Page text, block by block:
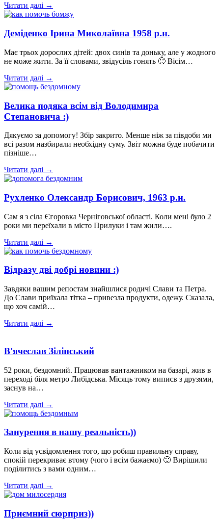
Читати далі →
Деміденко Ірина Миколаївна 1958 р.н.
Має трьох дорослих дітей: двох синів та доньку, але у жодного
не може жити. За її словами, звідусіль гонять 🙁 Вісім…
Читати далі →
Велика подяка всім від Володимира
Степановича :)
Дякуємо за допомогу! Збір закрито. Менше ніж за півдоби ми
всі разом назбирали необхідну суму. Звіт можна буде побачити
пізніше…
Читати далі →
Рухленко Олександр Борисович, 1963 р.н.
Сам я з сіла Єгоровка Черніговської області. Коли мені було 2
роки ми переїхали в місто Прилуки і там жили….
Читати далі →
Відразу дві добрі новини :)
Завдяки вашим репостам знайшлися родичі Слави та Петра.
До Слави приїхала тітка – привезла продукти, одежу. Сказала,
що хоч самій…
Читати далі →
В'ячеслав Зілінський
52 роки, бездомний. Працював вантажником на базарі, жив в
переході біля метро Либідська. Місяць тому виписв з друзями,
заснув на…
Читати далі →
Занурення в нашу реальність))
Коли від усвідомлення того, що робиш правильну справу,
спокій перекриває втому (чого і всім бажаємо) 🙂 Вирішили
поділитись з вами одним…
Читати далі →
Приємний сюрприз))